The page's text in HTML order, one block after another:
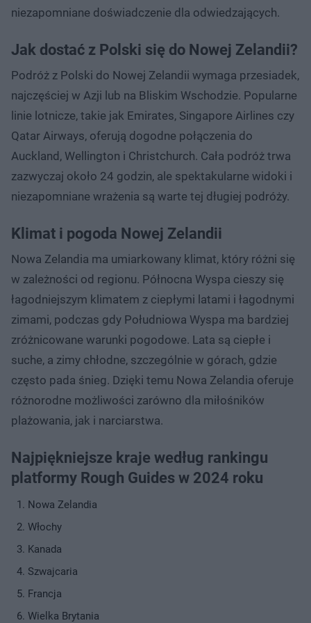
niezapomniane doświadczenie dla odwiedzających.
Jak dostać z Polski się do Nowej Zelandii?
Podróż z Polski do Nowej Zelandii wymaga przesiadek,
najczęściej w Azji lub na Bliskim Wschodzie. Popularne
linie lotnicze, takie jak Emirates, Singapore Airlines czy
Qatar Airways, oferują dogodne połączenia do
Auckland, Wellington i Christchurch. Cała podróż trwa
zazwyczaj około 24 godzin, ale spektakularne widoki i
niezapomniane wrażenia są warte tej długiej podróży.
Klimat i pogoda Nowej Zelandii
Nowa Zelandia ma umiarkowany klimat, który różni się
w zależności od regionu. Północna Wyspa cieszy się
łagodniejszym klimatem z ciepłymi latami i łagodnymi
zimami, podczas gdy Południowa Wyspa ma bardziej
zróżnicowane warunki pogodowe. Lata są ciepłe i
suche, a zimy chłodne, szczególnie w górach, gdzie
często pada śnieg. Dzięki temu Nowa Zelandia oferuje
różnorodne możliwości zarówno dla miłośników
plażowania, jak i narciarstwa.
Najpiękniejsze kraje według rankingu
platformy Rough Guides w 2024 roku
Nowa Zelandia
Włochy
Kanada
Szwajcaria
Francja
Wielka Brytania